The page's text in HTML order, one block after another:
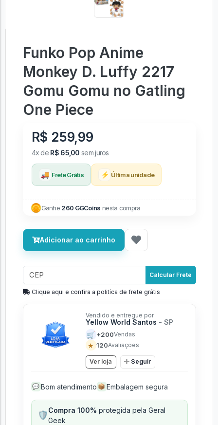
Funko Pop Anime
Monkey D. Luffy 2217
Gomu Gomu no Gatling
One Piece
R$ 259,99
4x de R$ 65,00 sem juros
🚚 Frete Grátis ⚡ Última unidade
Ganhe 260 GGCoins nesta compra
Adicionar ao carrinho
Calcular Frete
Clique aqui e confira a politíca de frete grátis
Vendido e entregue por
Yellow World Santos - SP
🛒 +200Vendas
★ 120Avaliações
Ver loja Seguir
💬 Bom atendimento 📦 Embalagem segura
🛡️Compra 100% protegida pela Geral
Geek